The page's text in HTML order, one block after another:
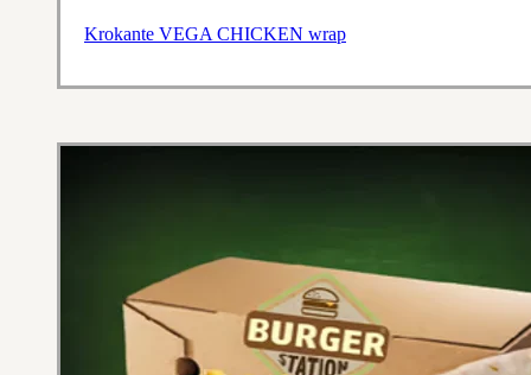
Krokante VEGA CHICKEN wrap